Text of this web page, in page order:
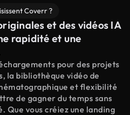
Coverr ?
et des vidéos IA
rapidité et une
pour des projets
la bibliothèque vidéo de
et flexibilité
de gagner du temps sans
Que vous créiez une landing